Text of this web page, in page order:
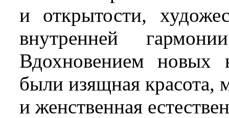
и открытости,
внутренней
Вдохновением новых
были изящная красота,
и женственная